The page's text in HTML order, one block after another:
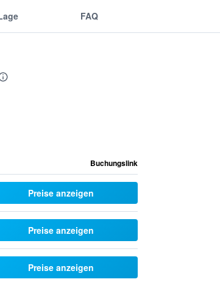
FAQ
Buchungslink
Preise anzeigen
Preise anzeigen
Preise anzeigen